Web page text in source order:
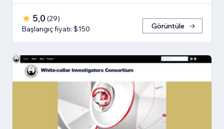
5,0 (29)
Başlangıç fiyatı: $150
Görüntüle